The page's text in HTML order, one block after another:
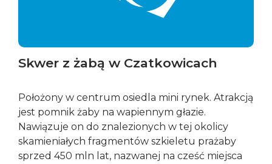
Skwer z żabą w Czatkowicach
Położony w centrum osiedla mini rynek. Atrakcją
jest pomnik żaby na wapiennym głazie.
Nawiązuje on do znalezionych w tej okolicy
skamieniałych fragmentów szkieletu prażaby
sprzed 450 mln lat, nazwanej na cześć miejsca